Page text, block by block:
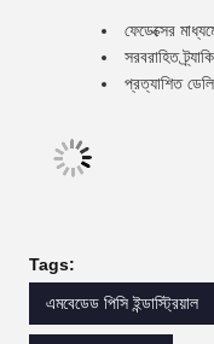
ফেডেক্সের
সরবরাহিত
প্রত্যাশিত
Tags:
এমবেডেড পিসি ইন্ডাস্ট্রিয়াল